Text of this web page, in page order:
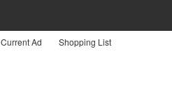
Current Ad Shopping List